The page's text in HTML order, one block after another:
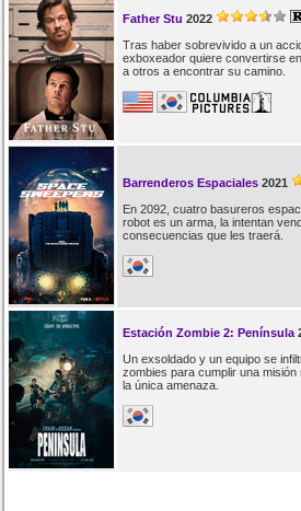
Father Stu 2022
Tras haber sobrevivido a un
exboxeador quiere convertirse
a otros a encontrar su camino.
Barrenderos Espaciales 2021
En 2092, cuatro basureros
robot es un arma, la intentan
consecuencias que les traerá.
Estación Zombie 2: Península
Un exsoldado y un equipo se
zombies para cumplir una
la única amenaza.